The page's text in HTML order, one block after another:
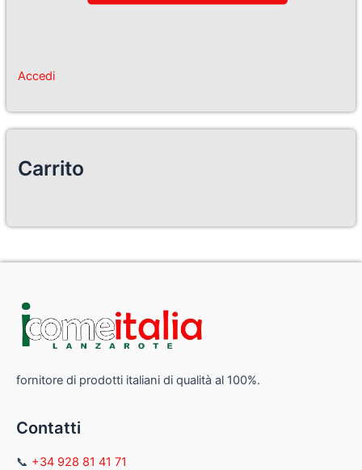
Accedi
Carrito
fornitore di prodotti italiani di qualità al 100%.
Contatti
📞 +34 928 81 41 71